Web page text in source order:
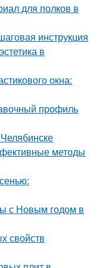
для полков в
инструкция
в
окна:
профиль
методы
с Новым годом в
свойств